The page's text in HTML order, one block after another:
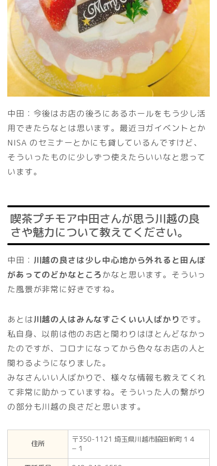
中田：今後はお店の後ろにあるホールをもう少し活
用できたらなとは思います。最近ヨガイベントとか
NISA のセミナーとかにも貸しているんですけど、
そういったものに少しずつ使えたらいいなと思って
います。
喫茶プチモア中田さんが思う川越の良
さや魅力について教えてください。
中田： 川越の良さは少し中心地から外れると田んぼ
があってのどかなところかなと思います。そういっ
た風景が非常に好きですね。
あとは川越の人はみんなすごくいい人ばかりです。
私自身、以前は他のお店と関わりはほとんどなかっ
たのですが、コロナになってから色々なお店の人と
関わるようになりました。
みなさんいい人ばかりで、様々な情報も教えてくれ
て非常に助かっていますね。そういった人の繋がり
の部分も川越の良さだと思います。
住所
〒350-1121 埼玉県川越市脇田新町１４
−１